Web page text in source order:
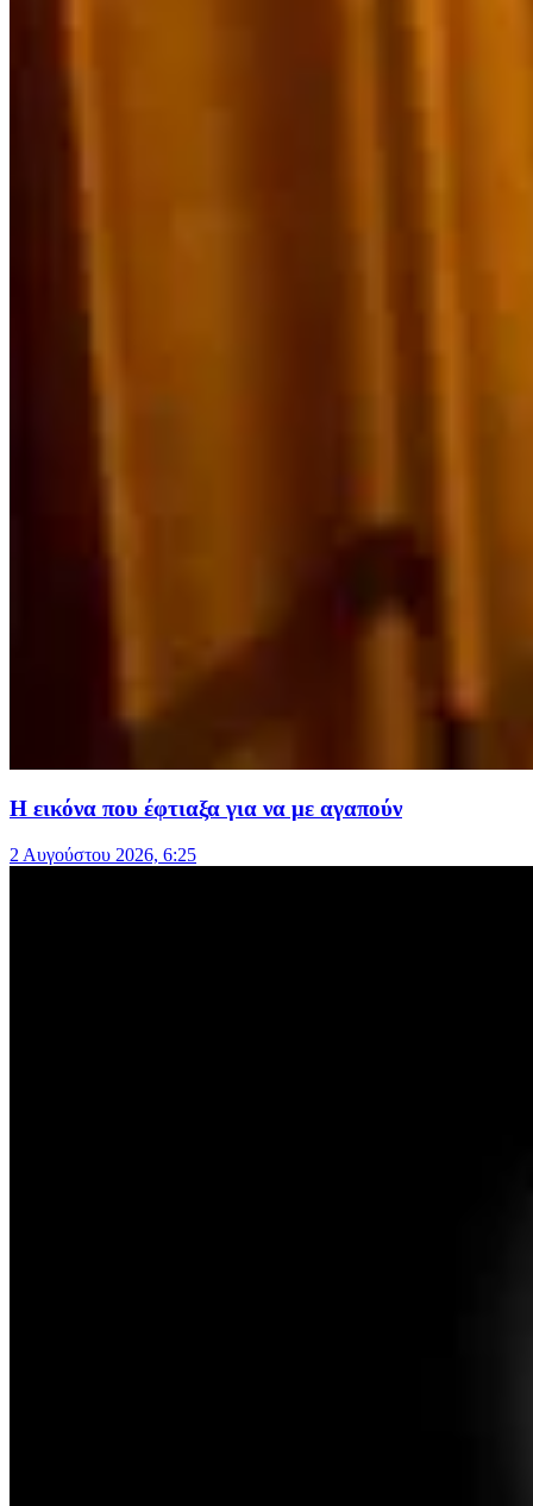
Η εικόνα που έφτιαξα για να με αγαπούν
2 Αυγούστου 2026, 6:25